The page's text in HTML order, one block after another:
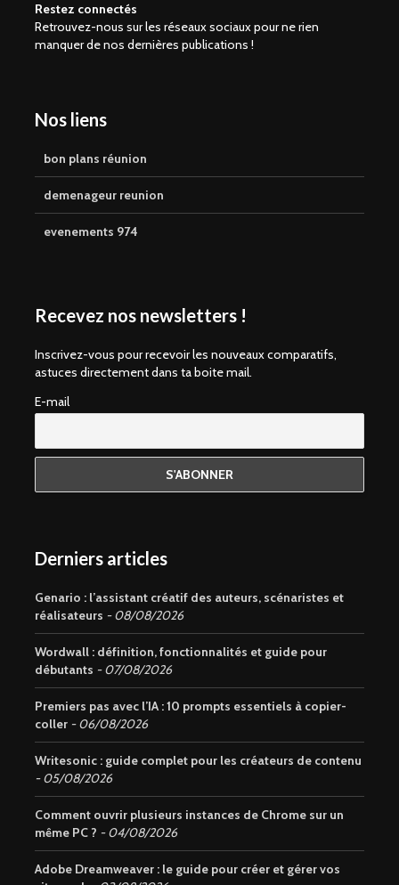
Restez connectés
Retrouvez-nous sur les réseaux sociaux pour ne rien
manquer de nos dernières publications !
Nos liens
bon plans réunion
demenageur reunion
evenements 974
Recevez nos newsletters !
Inscrivez-vous pour recevoir les nouveaux comparatifs,
astuces directement dans ta boite mail.
E-mail
Derniers articles
Genario : l’assistant créatif des auteurs, scénaristes et
réalisateurs
08/08/2026
Wordwall : définition, fonctionnalités et guide pour
débutants
07/08/2026
Premiers pas avec l’IA : 10 prompts essentiels à copier-
coller
06/08/2026
Writesonic : guide complet pour les créateurs de contenu
05/08/2026
Comment ouvrir plusieurs instances de Chrome sur un
même PC ?
04/08/2026
Adobe Dreamweaver : le guide pour créer et gérer vos